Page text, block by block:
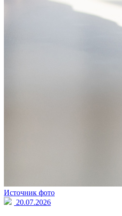
Источник фото
20.07.2026